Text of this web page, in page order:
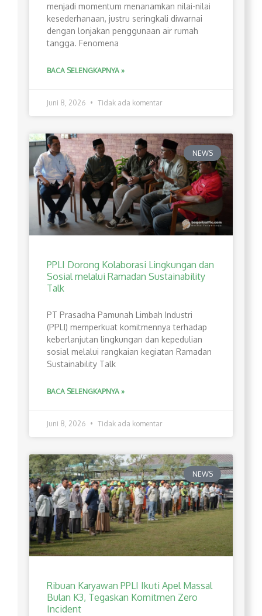
menjadi momentum menanamkan nilai-nilai
kesederhanaan, justru seringkali diwarnai
dengan lonjakan penggunaan air rumah
tangga. Fenomena
BACA SELENGKAPNYA »
Juni 8, 2026 Tidak ada komentar
NEWS
PPLI Dorong Kolaborasi Lingkungan dan
Sosial melalui Ramadan Sustainability
Talk
PT Prasadha Pamunah Limbah Industri
(PPLI) memperkuat komitmennya terhadap
keberlanjutan lingkungan dan kepedulian
sosial melalui rangkaian kegiatan Ramadan
Sustainability Talk
BACA SELENGKAPNYA »
Juni 8, 2026 Tidak ada komentar
NEWS
Ribuan Karyawan PPLI Ikuti Apel Massal
Bulan K3, Tegaskan Komitmen Zero
Incident